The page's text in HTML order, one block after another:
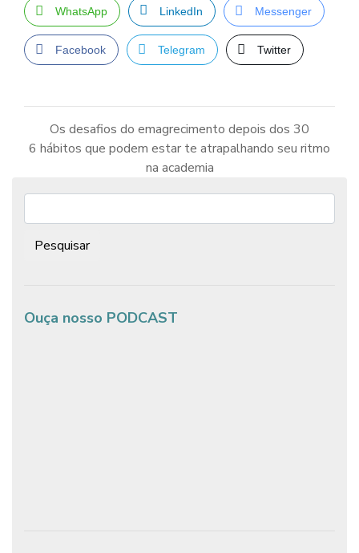
WhatsApp LinkedIn Messenger
Facebook Telegram Twitter
Navegação
Os desafios do emagrecimento depois dos 30
6 hábitos que podem estar te atrapalhando seu ritmo
na academia
Ouça nosso PODCAST